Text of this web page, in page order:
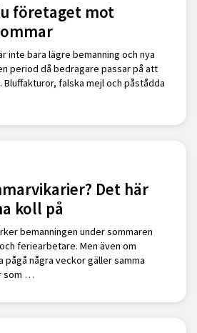
företaget mot
inte bara lägre bemanning och nya
period då bedragare passar på att
falska mejl och påstådda
Det här
koll på
bemanningen under sommaren
feriearbetare. Men även om
pågå några veckor gäller samma
som …